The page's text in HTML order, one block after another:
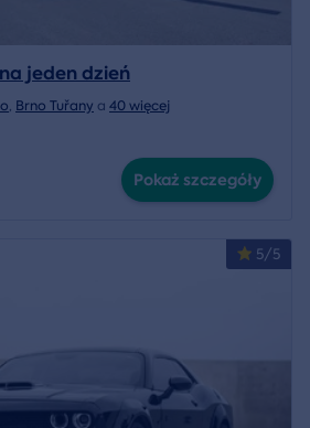
jeden dzień
, Brno Tuřany a 40 więcej
Pokaż szczegóły
5/5